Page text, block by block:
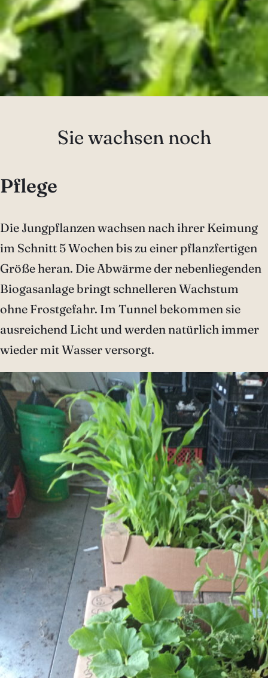
Sie wachsen noch
Pflege
Die Jungpflanzen wachsen nach ihrer Keimung
im Schnitt 5 Wochen bis zu einer pflanzfertigen
Größe heran. Die Abwärme der nebenliegenden
Biogasanlage bringt schnelleren Wachstum
ohne Frostgefahr. Im Tunnel bekommen sie
ausreichend Licht und werden natürlich immer
wieder mit Wasser versorgt.